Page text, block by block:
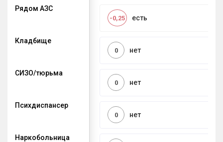
Рядом АЗС
есть
-0,25
Кладбище
нет
0
СИЗО/тюрьма
нет
0
Психдиспансер
нет
0
Наркобольница